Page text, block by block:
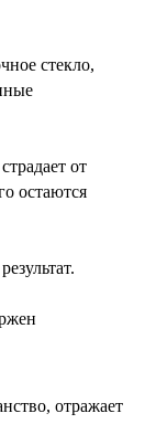
стекло,
от
остаются
отражает